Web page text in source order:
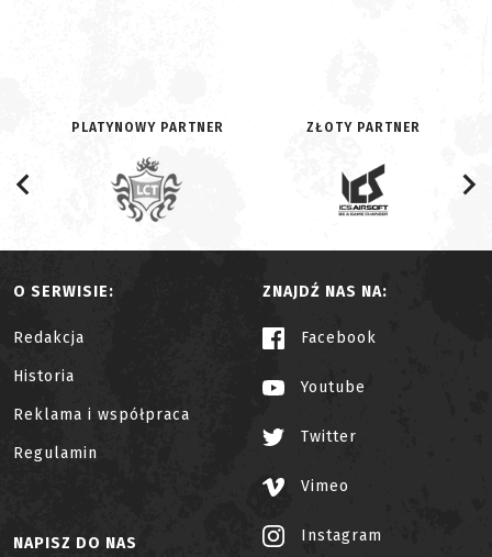
PLATYNOWY PARTNER ZŁOTY PARTNER
O SERWISIE:
Redakcja
Historia
Reklama i współpraca
Regulamin
ZNAJDŹ NAS NA:
Facebook
Youtube
Twitter
Vimeo
Instagram
NAPISZ DO NAS